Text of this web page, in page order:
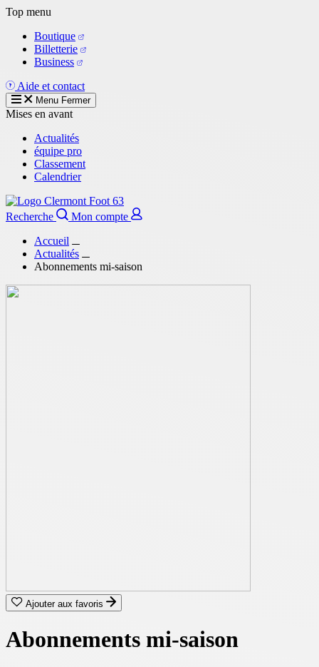
Aller
contenu
principal
Top menu
Boutique
Billetterie
Business
Aide et contact
Menu Fermer
Mises en avant
Actualités
équipe pro
Classement
Calendrier
Recherche
Mon compte
Accueil
Actualités
Abonnements mi-saison
Ajouter aux favoris
Abonnements mi-saison